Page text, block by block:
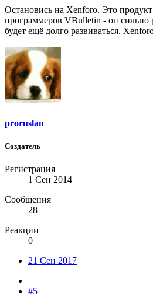
Остановись на Xenforo. Это
программеров VBulletin - он сильно
будет ещё долго развиваться.
proruslan
Создатель
Регистрация
1 Сен 2014
Сообщения
28
Реакции
0
21 Сен 2017
#5